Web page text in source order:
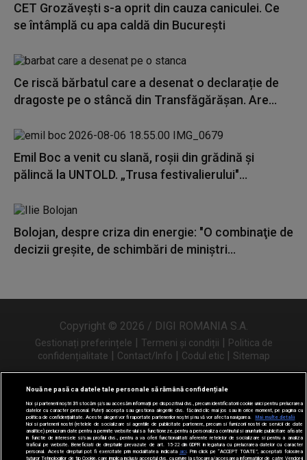
CET Grozăvești s-a oprit din cauza caniculei. Ce
se întâmplă cu apa caldă din București
Ce riscă bărbatul care a desenat o declarație de
dragoste pe o stâncă din Transfăgărășan. Are...
Emil Boc a venit cu slană, roșii din grădină și
pălincă la UNTOLD. „Trusa festivalierului"...
Bolojan, despre criza din energie: "O combinaţie de
decizii greşite, de schimbări de miniştri...
Copyright © 2026 / DIGI ROMANIA S.A.
Gestionați preferințele | Termeni și condiții | Politica de
confidențialitate | Contact/Info | Codul etic | Sitemap
Urmărește-ne și pe
Nouă ne pasă ca datele tale personale să rămână confidențiale
Noi și partenerii noștri31 stocăm și/sau accesăm informații pe dispozitivul dvs., precum identificatorii cookie unici pentru prelucrarea
datelor cu caracter personal. Puteți accepta sau gestiona alegerile dvs. făcând clic mai jos sau în orice moment, pe pagina cu
politica de confidențialitate. Aceste alegeri vor fi raportate partenerilor noștri și nu vă vor afecta navigarea.
Mai multe detalii
Noi si partenerii nostri (retelele de socializare si agentiile de publicitate partenere, precum si furnizorii nostri de servicii de date
analitice) prelucram date pentru a permite website-ului sa functioneze, pentru a personaliza continutul si anunturile publicitare afisate
in functie de interesele si/sau profilul dvs., pentru a va oferi functionalitati aferente retelelor de socializare si pentru a analiza
traficul pe website. Beneficiati de drepturile prevazute de art. 15-22 din GDPR in legatura cu prelucrarea datelor cu caracter
personal. Aceste drepturi pot fi exercitate prin modalitatea indicata aici. Prin click pe “ACCEPT TOATE”, acceptati folosirea
tuturor Tehnologiilor de tip Cookie, care implica inclusiv acceptul dvs. cu privire la stocarea/accesarea informatiilor de catre Vendor-ii